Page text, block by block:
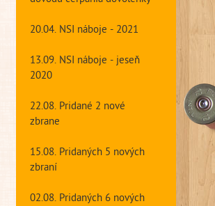
20.04. NSI náboje - 2021
13.09. NSI náboje - jeseň
2020
22.08. Pridané 2 nové
zbrane
15.08. Pridaných 5 nových
zbraní
02.08. Pridaných 6 nových